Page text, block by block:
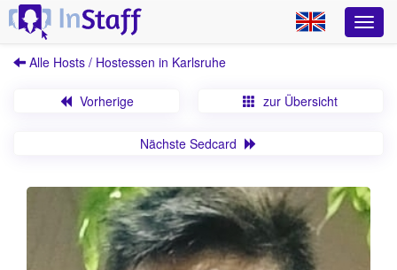
Alle Hosts / Hostessen in Karlsruhe
Vorherige zur Übersicht
Nächste Sedcard